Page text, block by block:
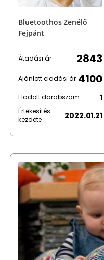
Bluetoothos Zenélő
Fejpánt
Átadási ár 2843
Ajánlott eladási ár 4100
Eladott darabszám 1
Értékesítés
kezdete
2022.01.21